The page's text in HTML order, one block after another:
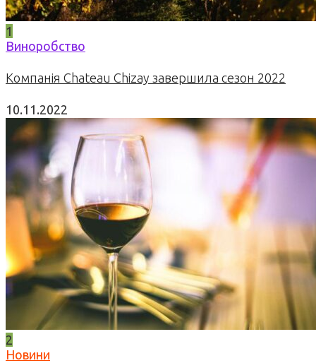
1
Виноробство
Компанія Chateau Chizay завершила сезон 2022
10.11.2022
2
Новини